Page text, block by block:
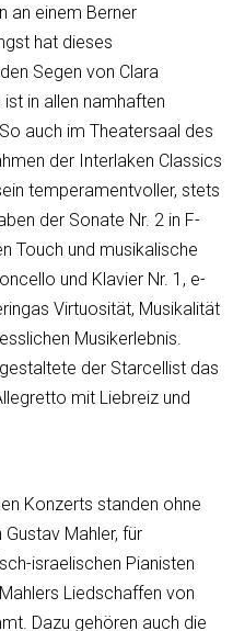
an einem Berner
hat dieses
Segen von Clara
in allen namhaften
auch im Theatersaal des
der Interlaken Classics
temperamentvoller, stets
der Sonate Nr. 2 in F-
Touch und musikalische
und Klavier Nr. 1, e-
Virtuosität, Musikalität
Musikerlebnis.
der Starcellist das
mit Liebreiz und
Konzerts standen ohne
Mahler, für
israelischen Pianisten
Liedschaffen von
Dazu gehören auch die